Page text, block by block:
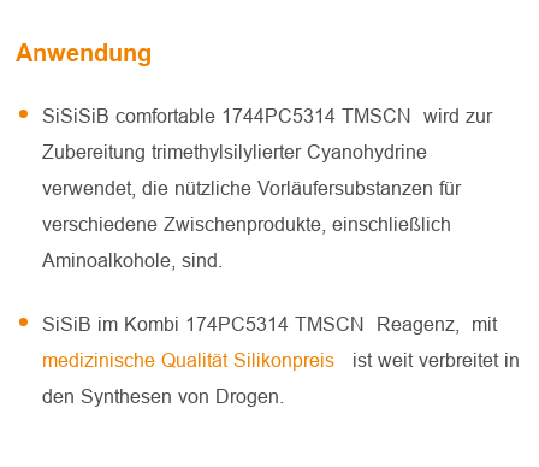
Anwendung
SiSiSiB comfortable 1744PC5314 TMSCN wird zur
Zubereitung trimethylsilylierter Cyanohydrine
verwendet, die nützliche Vorläufersubstanzen für
verschiedene Zwischenprodukte, einschließlich
Aminoalkohole, sind.
SiSiB im Kombi 174PC5314 TMSCN Reagenz, mit
medizinische Qualität Silikonpreis
ist weit verbreitet in
den Synthesen von Drogen.